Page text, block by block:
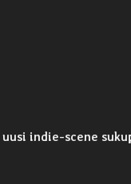
indie-scene